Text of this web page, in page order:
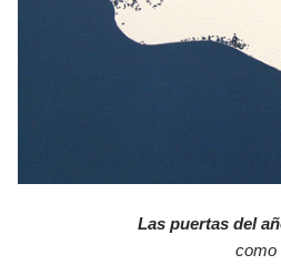
Las puertas del
como las del